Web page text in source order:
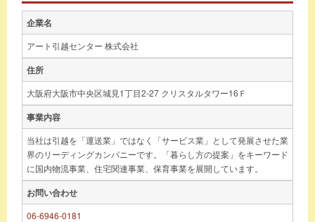
企業名
アート引越センター 株式会社
住所
大阪府大阪市中央区城見1丁目2-27 クリスタルタワー16Ｆ
事業内容
当社は引越を「運送業」ではなく「サービス業」として発展させた業
界のリーディングカンパニーです。「暮らし方の提案」をキーワード
に国内物流事業、住宅関連事業、保育事業を展開しています。
お問い合わせ
06-6946-0181